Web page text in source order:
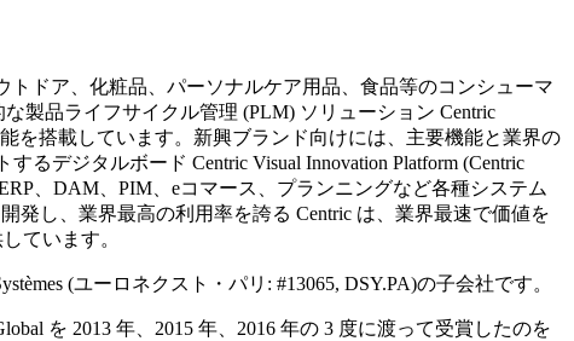
ドア、化粧品、パーソナルケア用品、食品等のコンシューマ
製品ライフサイクル管理 (PLM) ソリューション Centric
を搭載しています。新興ブランド向けには、主要機能と業界の
デジタルボード Centric Visual Innovation Platform (Centric
、DAM、PIM、eコマース、プランニングなど各種システム
発し、業界最高の利用率を誇る Centric は、業界最速で価値を
ています。
(ユーロネクスト・パリ: #13065, DSY.PA)の子会社です。
を 2013 年、2015 年、2016 年の 3 度に渡って受賞したのを